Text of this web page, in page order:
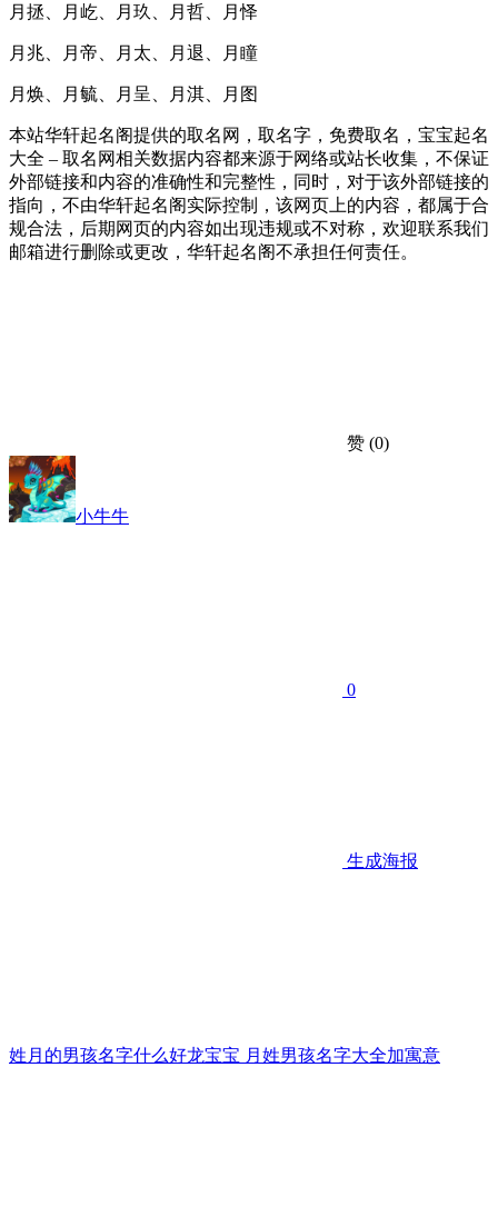
月拯、月屹、月玖、月哲、月怿
月兆、月帝、月太、月退、月瞳
月焕、月毓、月呈、月淇、月图
本站华轩起名阁提供的取名网，取名字，免费取名，宝宝起名
大全 – 取名网相关数据内容都来源于网络或站长收集，不保证
外部链接和内容的准确性和完整性，同时，对于该外部链接的
指向，不由华轩起名阁实际控制，该网页上的内容，都属于合
规合法，后期网页的内容如出现违规或不对称，欢迎联系我们
邮箱进行删除或更改，华轩起名阁不承担任何责任。
赞 (0)
小牛牛
0
生成海报
姓月的男孩名字什么好龙宝宝 月姓男孩名字大全加寓意